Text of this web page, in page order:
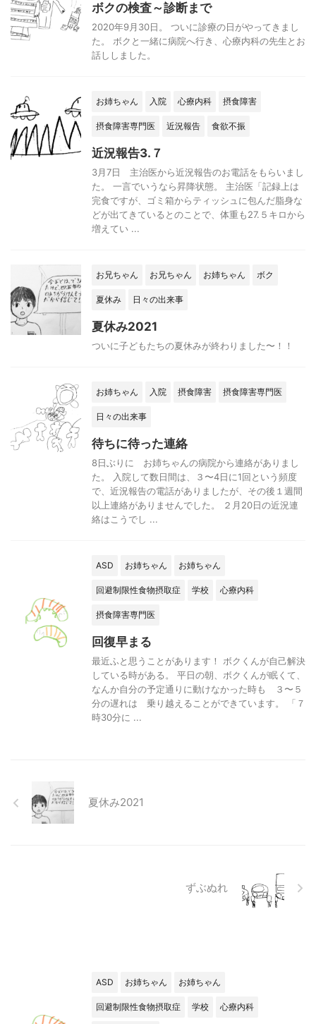
ボクの検査～診断まで
2020年9月30日。 ついに診療の日がやってきまし
た。 ボクと一緒に病院へ行き、心療内科の先生とお
話ししました。
お姉ちゃん 入院 心療内科 摂食障害
摂食障害専門医 近況報告 食欲不振
近況報告3.７
3月7日 主治医から近況報告のお電話をもらいまし
た。 一言でいうなら昇降状態。 主治医「記録上は
完食ですが、ゴミ箱からティッシュに包んだ脂身な
どが出てきているとのことで、体重も27.５キロから
増えてい ...
お兄ちゃん お兄ちゃん お姉ちゃん ボク
夏休み 日々の出来事
夏休み2021
ついに子どもたちの夏休みが終わりました〜！！
お姉ちゃん 入院 摂食障害 摂食障害専門医
日々の出来事
待ちに待った連絡
8日ぶりに お姉ちゃんの病院から連絡がありまし
た。 入院して数日間は、３〜4日に1回という頻度
で、近況報告の電話がありましたが、その後１週間
以上連絡がありませんでした。 ２月20日の近況連
絡はこうでし ...
ASD お姉ちゃん お姉ちゃん
回避制限性食物摂取症 学校 心療内科
摂食障害専門医
回復早まる
最近ふと思うことがあります！ ボクくんが自己解決
している時がある。 平日の朝、ボクくんが眠くて、
なんか自分の予定通りに動けなかった時も ３〜５
分の遅れは 乗り越えることができています。 「７
時30分に ...
夏休み2021
ずぶぬれ
ASD お姉ちゃん お姉ちゃん
回避制限性食物摂取症 学校 心療内科